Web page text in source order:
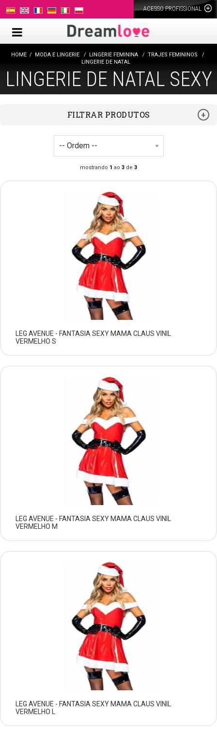
ACESSO PROFISSIONAL
HOME MODA E LINGERIE LINGERIE FEMININA
TRAJES FEMININOS
LINGERIE DE NATAL
LINGERIE DE NATAL SEXY
FILTRAR PRODUTOS
mostrando 1 ao 3 de 3
LEG AVENUE - FANTASIA SEXY MAMA CLAUS VINIL
VERMELHO S
LEG AVENUE - FANTASIA SEXY MAMA CLAUS VINIL
VERMELHO M
LEG AVENUE - FANTASIA SEXY MAMA CLAUS VINIL
VERMELHO L